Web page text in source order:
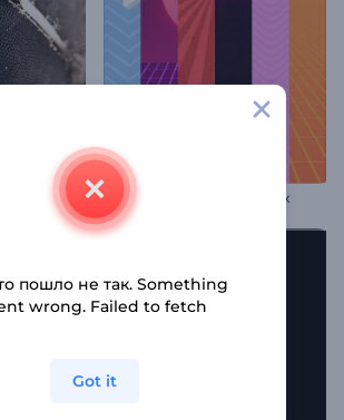
Анимация лого: Фанк 80-х
пошло не так. Something
wrong. Failed to fetch
Got it